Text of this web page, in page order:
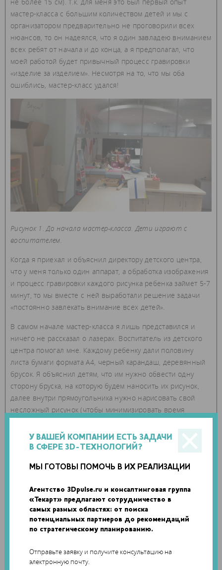
У ВАШЕЙ КОМПАНИИ ЕСТЬ ЗАДАЧИ
В СФЕРЕ 3D-ТЕХНОЛОГИЙ?
МЫ ГОТОВЫ ПОМОЧЬ В ИХ РЕАЛИЗАЦИИ
Агентство 3Dpulse.ru и консалтинговая группа
«Текарт» предлагают сотрудничество в
самых разных областях: от поиска
потенциальных партнеров до рекомендаций
по стратегическому планированию.
Отправьте заявку и получите консультацию на
электронную почту.
мастер-класса с большим количеством детей и мы с
организатором предварительно не проговорили всех
нюансов, то он надеялся, что я один завладею вниманием
всех ребят от начала и до конца, а я предполагал, что
моей работой будет привычный процесс гравировки
«изделие за изделием». Несмотря на то, что мы оба
ошиблись, мастер-класс удался!
Рисунок 1. До начала мастер-класса. Дети играют с
воспитателем.
Когда я приехал и объяснил директору детского центра,
что у меня только один аппарат, а обработка изображения
и процесс гравировки каждого рисунка ребенка займет 5-7
минут, то мы вместе с ней выработали решение задачи
«постоянно завлекать внимание всех детей».
В самом начале мастер-класса я лишь представился и
ничего не рассказал о лазерах. Воспитатель из детского
центра помогал мне. Каждому ребенку дали половину
листа бумаги формата А4, черный карандаш, деревянный
брусок. Я объяснил детям, что им нужно обвести одну
сторону бруска, на которую будем наносить их рисунок,
далее внутри прямоугольника нужно нарисовать свой
несложный рисунок (чтобы минимизировать время
отправляли на мою электронную почту.